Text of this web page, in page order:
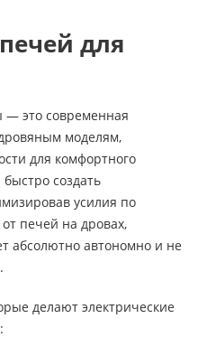
для
— это современная
моделям,
для комфортного
создать
усилия по
печей на дровах,
абсолютно автономно и не
делают электрические